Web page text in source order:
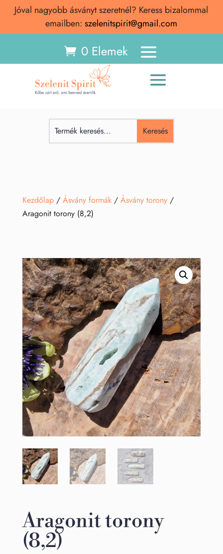
Jóval nagyobb ásványt szeretnél? Keress bizalommal
emailben: szelenitspirit@gmail.com
0 Elemek
Kezdőlap/ Ásvány formák/ Ásvány torony/
Aragonit torony (8,2)
Aragonit torony
(8,2)